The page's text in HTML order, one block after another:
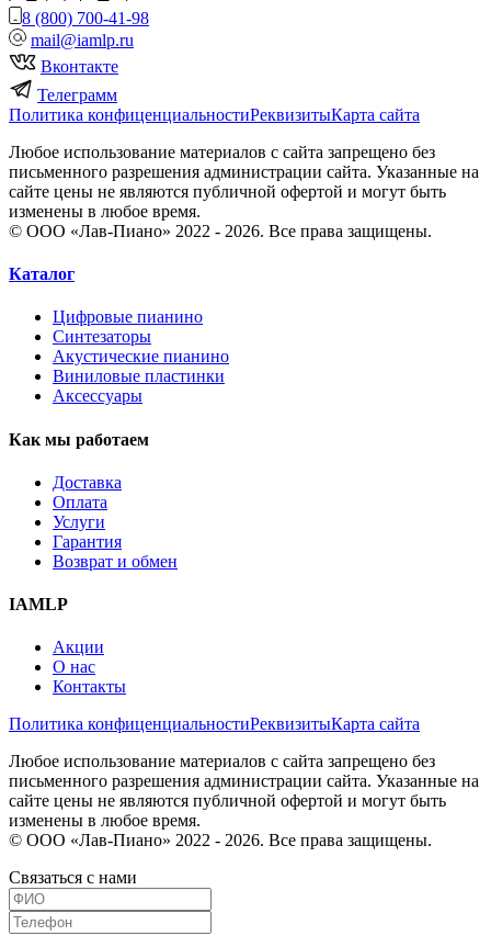
8 (800) 700-41-98
mail@iamlp.ru
Вконтакте
Телеграмм
Политика конфиценциальностиРеквизитыКарта сайта
Любое использование материалов с сайта запрещено без
письменного разрешения администрации сайта. Указанные на
сайте цены не являются публичной офертой и могут быть
изменены в любое время.
© ООО «Лав-Пиано» 2022 - 2026. Все права защищены.
Каталог
Цифровые пианино
Синтезаторы
Акустические пианино
Виниловые пластинки
Аксессуары
Как мы работаем
Доставка
Оплата
Услуги
Гарантия
Возврат и обмен
IAMLP
Акции
О нас
Контакты
Политика конфиценциальностиРеквизитыКарта сайта
Любое использование материалов с сайта запрещено без
письменного разрешения администрации сайта. Указанные на
сайте цены не являются публичной офертой и могут быть
изменены в любое время.
© ООО «Лав-Пиано» 2022 - 2026. Все права защищены.
Связаться с нами